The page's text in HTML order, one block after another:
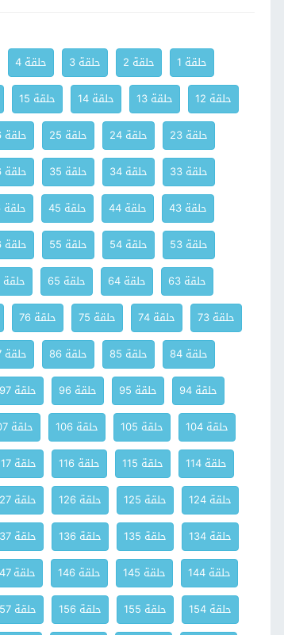
حلقة 1 حلقة 2 حلقة 3 حلقة 4
حلقة 12
حلقة 13 حلقة 14 حلقة 15
حلقة 23
حلقة 24 حلقة 25 حلقة 26
حلقة 33
حلقة 34 حلقة 35 حلقة 36
حلقة 43
حلقة 44 حلقة 45 حلقة 46
حلقة 53
حلقة 54 حلقة 55 حلقة 56
حلقة 63
حلقة 64 حلقة 65 حلقة 66
حلقة 73
حلقة 74 حلقة 75 حلقة 76
حلقة 84
حلقة 85 حلقة 86 حلقة 87
حلقة 94
حلقة 95 حلقة 96 حلقة 97
حلقة 104
حلقة 105 حلقة 106 حلقة 107
حلقة 114
حلقة 115 حلقة 116 حلقة 117
حلقة 124
حلقة 125 حلقة 126 حلقة 127
حلقة 134
حلقة 135 حلقة 136 حلقة 137
حلقة 144
حلقة 145 حلقة 146 حلقة 147
حلقة 154
حلقة 155 حلقة 156 حلقة 157